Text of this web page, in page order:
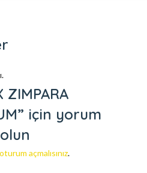
ZIMPARA
için yorum
oturum açmalısınız.